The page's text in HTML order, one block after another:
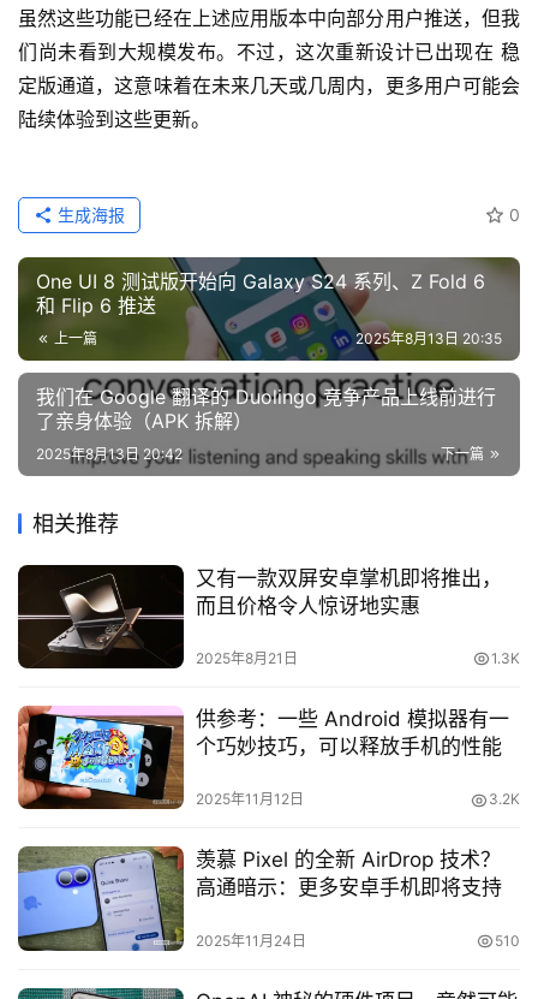
虽然这些功能已经在上述应用版本中向部分用户推送，但我
们尚未看到大规模发布。不过，这次重新设计已出现在 稳
定版通道，这意味着在未来几天或几周内，更多用户可能会
陆续体验到这些更新。
0
生成海报
One UI 8 测试版开始向 Galaxy S24 系列、Z Fold 6
和 Flip 6 推送
上一篇 2025年8月13日 20:35
我们在 Google 翻译的 Duolingo 竞争产品上线前进行
了亲身体验（APK 拆解）
下一篇
2025年8月13日 20:42
相关推荐
又有一款双屏安卓掌机即将推出，
而且价格令人惊讶地实惠
2025年8月21日 1.3K
供参考：一些 Android 模拟器有一
个巧妙技巧，可以释放手机的性能
2025年11月12日 3.2K
羡慕 Pixel 的全新 AirDrop 技术？
高通暗示：更多安卓手机即将支持
2025年11月24日 510